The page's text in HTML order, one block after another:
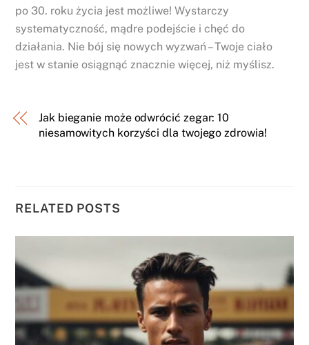
po 30. roku życia jest możliwe! Wystarczy
systematyczność, mądre podejście i chęć do
działania. Nie bój się nowych wyzwań – Twoje ciało
jest w stanie osiągnąć znacznie więcej, niż myślisz.
Jak bieganie może odwrócić zegar: 10
niesamowitych korzyści dla twojego zdrowia!
RELATED POSTS